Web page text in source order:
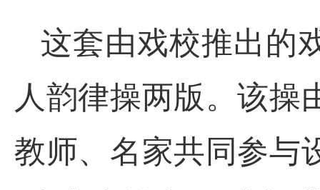
这套由戏校推出的
人韵律操两版。该操
教师、名家共同参与